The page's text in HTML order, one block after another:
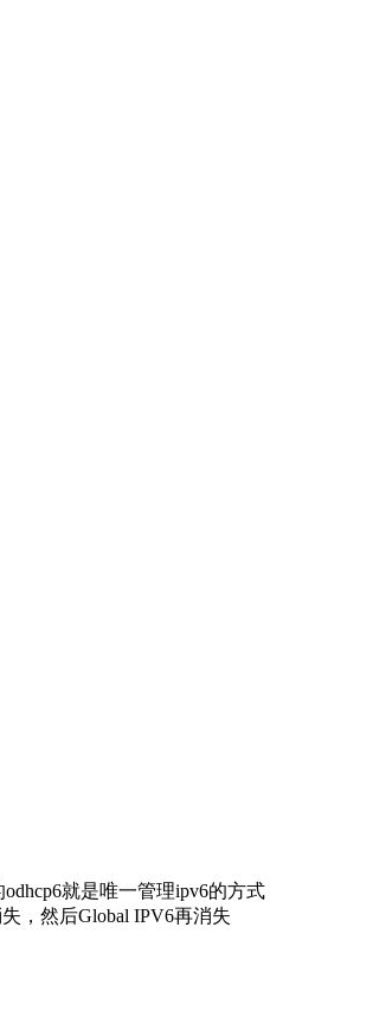
就是唯一管理ipv6的方式
，然后Global IPV6再消失